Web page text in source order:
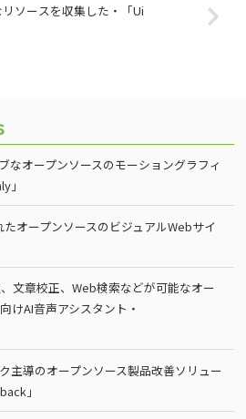
ソースを収集した・「Ui
なオープンソースのモーショングラフィ
」
オープンソースのビジュアルWebサイ
文章校正、Web検索などが可能なオー
けAI音声アシスタント・
主導のオープンソース製品改善ソリュー
」